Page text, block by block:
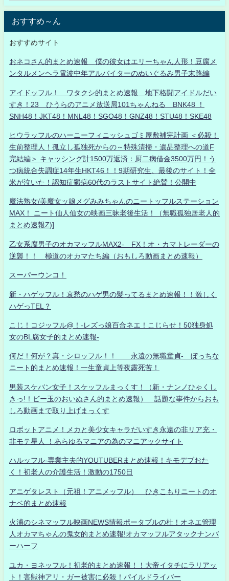
おすすめ～ん
おすすめサイト
おネコさん的まとめ速報 僕の彼女はエリーちゃん人形！豆腐メ
ンタルメンヘラ電波中年アルバイターのぬいぐるみ男子末路編
アイドッフル！ ワタクシ的まとめ速報 地下格闘アイドルだい
すき！23 ひうらのアニメ放送局101ちゃんねる BNK48 ！
SNH48！JKT48！MNL48！SGO48！GNZ48！STU48！SKE48
ヒウラッフルのハーニーフィニッシュゴミ屋敷補完計画 ＜必殺！
生前整理人！孤立し孤独死からの～特殊清掃・遺品整理への道F
完結編＞ キャッシング計1500万返済：厨二病借金3500万円！う
つ病統合失調症14年生HKT46！！9期研究生、最後のサイト！全
米が泣いた！認知症鬱病60代のラストサイト絶賛！公開中
魔法熟女/美魔女ッ娘メグみみちゃんのニートッフルステーション
MAX！ ニート仙人仙女の映画三昧老後生活！（無職孤独居老人的
まとめ速報Z)]
乙女系腐男子のオカマッフルMAX2- FX！オ・カマトレーダーの
逆襲！！ 極道のオカマたち編（おもしろ動画まとめ速報）
スーパーウンコ！
新・ハゲッフル！哀愁のハゲ男の髪ってるまとめ速報！！激しく
ハゲっTEL？
こじ！コジッフル@！-レズっ娘百合ネエ！こじらせ！50独身処
女のBL腐女子的まとめ速報-
何だ！何が？真・シロッフル！！ 永遠の無職童貞- ぼっちな
ニート的まとめ速報！一生童貞上等夜露死苦！
男装スケバン女子！スケッフルまっくす！（新・ナンノひゃくし
きっ!！ビー玉のおいぬさん的まとめ速報） 話題な事件からおも
しろ動画まで取り上げまっくす
ロボットアニメ！メカと美少女キャラだいすき永遠の非リア充・
非モテ星人 ！あらゆるマニアの為のマニアックサイト
ハルッフル-専業主夫的YOUTUBERまとめ速報！キモデブおた
く！初老人の介護生活！激動の1750日
アニゲタレスト（元祖！アニメッフル） ひきこもりニートのオ
ナベ的まとめ速報
火浦のシネマッフル映画NEWS情報ポータブルの杜！オネエ管理
人オカマちゃんの鬼女的まとめ速報!オカマッフルアタックナンバ
ーハーフ
ユカ・ヨネッフル！初老的まとめ速報！！大帝イタチにラリアッ
ト！害獣神アリ・ガー被害に必殺！パイルドライバー